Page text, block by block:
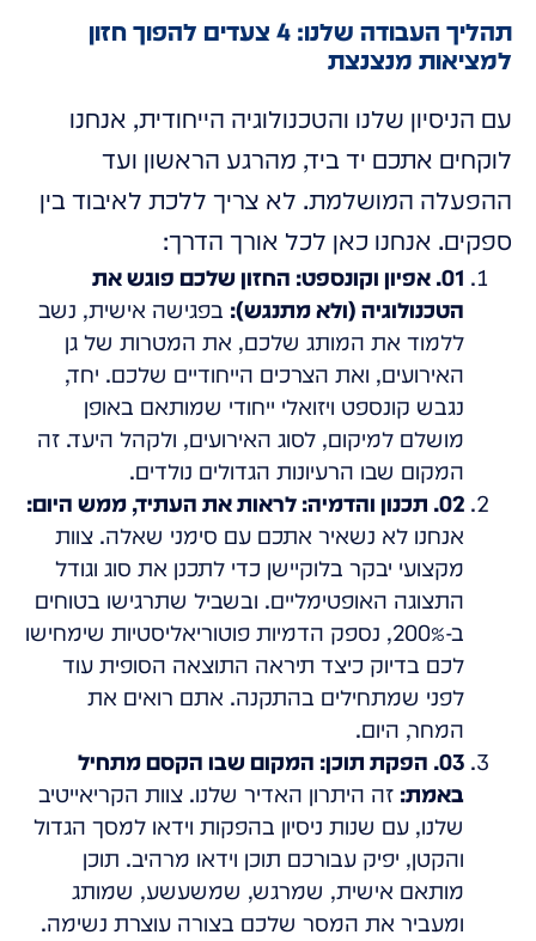
תהליך העבודה שלנו: 4 צעדים להפוך חזון
למציאות מנצנצת
עם הניסיון שלנו והטכנולוגיה הייחודית, אנחנו
לוקחים אתכם יד ביד, מהרגע הראשון ועד
ההפעלה המושלמת. לא צריך ללכת לאיבוד בין
ספקים. אנחנו כאן לכל אורך הדרך:
01. אפיון וקונספט: החזון שלכם פוגש את
הטכנולוגיה (ולא מתנגש): בפגישה אישית, נשב
ללמוד את המותג שלכם, את המטרות של גן
האירועים, ואת הצרכים הייחודיים שלכם. יחד,
נגבש קונספט ויזואלי ייחודי שמותאם באופן
מושלם למיקום, לסוג האירועים, ולקהל היעד. זה
המקום שבו הרעיונות הגדולים נולדים.
02. תכנון והדמיה: לראות את העתיד, ממש היום:
אנחנו לא נשאיר אתכם עם סימני שאלה. צוות
מקצועי יבקר בלוקיישן כדי לתכנן את סוג וגודל
התצוגה האופטימליים. ובשביל שתרגישו בטוחים
ב-200%, נספק הדמיות פוטוריאליסטיות שימחישו
לכם בדיוק כיצד תיראה התוצאה הסופית עוד
לפני שמתחילים בהתקנה. אתם רואים את
המחר, היום.
03. הפקת תוכן: המקום שבו הקסם מתחיל
באמת: זה היתרון האדיר שלנו. צוות הקריאייטיב
שלנו, עם שנות ניסיון בהפקות וידאו למסך הגדול
והקטן, יפיק עבורכם תוכן וידאו מרהיב. תוכן
מותאם אישית, שמרגש, שמשעשע, שמותג
ומעביר את המסר שלכם בצורה עוצרת נשימה.